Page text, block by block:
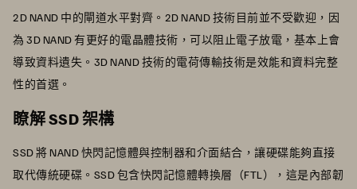
2D NAND 中的閘道水平對齊。2D NAND 技術目前並不受歡迎，因
為 3D NAND 有更好的電晶體技術，可以阻止電子放電，基本上會
導致資料遺失。3D NAND 技術的電荷傳輸技術是效能和資料完整
性的首選。
瞭解 SSD 架構
SSD 將 NAND 快閃記憶體與控制器和介面結合，讓硬碟能夠直接
取代傳統硬碟。SSD 包含快閃記憶體轉換層（FTL），這是內部韌